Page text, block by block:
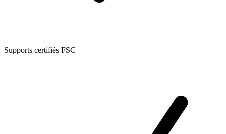
Supports certifiés FSC